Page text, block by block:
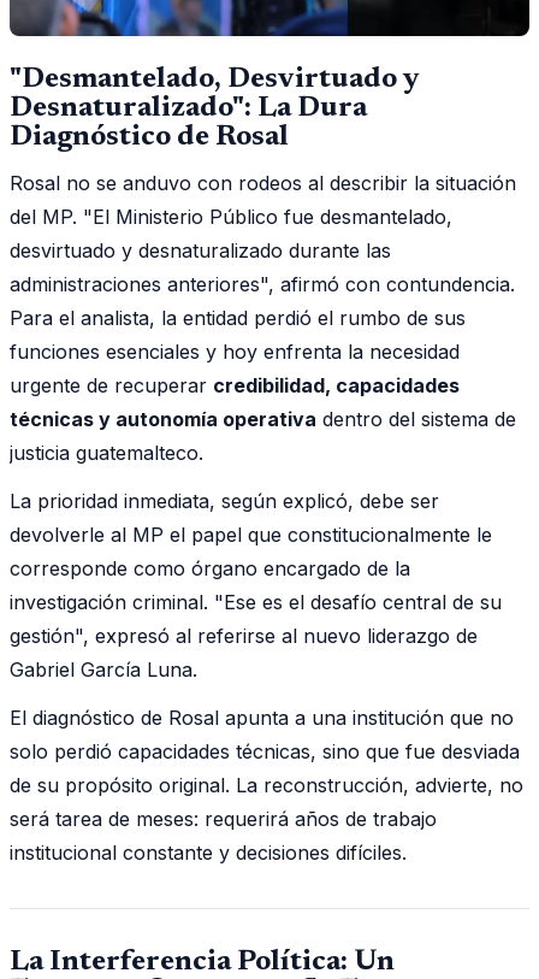
"Desmantelado, Desvirtuado y
Desnaturalizado": La Dura
Diagnóstico de Rosal
Rosal no se anduvo con rodeos al describir la situación
del MP. "El Ministerio Público fue desmantelado,
desvirtuado y desnaturalizado durante las
administraciones anteriores", afirmó con contundencia.
Para el analista, la entidad perdió el rumbo de sus
funciones esenciales y hoy enfrenta la necesidad
urgente de recuperar credibilidad, capacidades
técnicas y autonomía operativa dentro del sistema de
justicia guatemalteco.
La prioridad inmediata, según explicó, debe ser
devolverle al MP el papel que constitucionalmente le
corresponde como órgano encargado de la
investigación criminal. "Ese es el desafío central de su
gestión", expresó al referirse al nuevo liderazgo de
Gabriel García Luna.
El diagnóstico de Rosal apunta a una institución que no
solo perdió capacidades técnicas, sino que fue desviada
de su propósito original. La reconstrucción, advierte, no
será tarea de meses: requerirá años de trabajo
institucional constante y decisiones difíciles.
La Interferencia Política: Un